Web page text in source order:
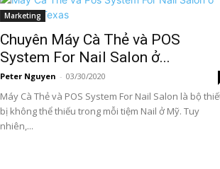
Marketing
Chuyên Máy Cà Thẻ và POS
System For Nail Salon ở...
Peter Nguyen - 03/30/2020
Máy Cà Thẻ và POS System For Nail Salon là bộ
bị không thể thiếu trong mỗi tiệm Nail ở Mỹ. Tuy
nhiên,...